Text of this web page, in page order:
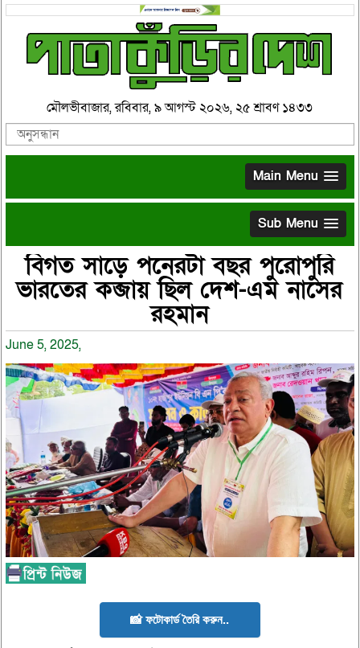
মৌলভীবাজার, রবিবার, ৯ আগস্ট ২০২৬, ২৫ শ্রাবণ ১৪৩৩
Main Menu
Sub Menu
বিগত সাড়ে পনেরটা বছর পুরোপুরি
ভারতের কব্জায় ছিল দেশ-এম নাসের
রহমান
June 5, 2025,
📸 ফটোকার্ড তৈরি করুন..